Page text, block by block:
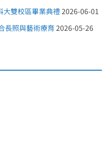
大雙校區畢業典禮 2026-06-01
長照與藝術療育 2026-05-26